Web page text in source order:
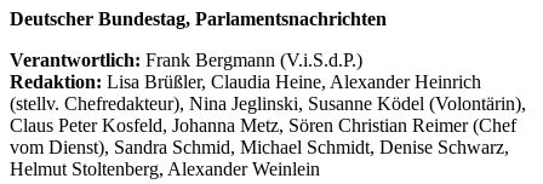
Deutscher Bundestag, Parlamentsnachrichten
Verantwortlich: Frank Bergmann (V.i.S.d.P.)
Redaktion: Lisa Brüßler, Claudia Heine, Alexander Heinrich
(stellv. Chefredakteur), Nina Jeglinski, Susanne Ködel (Volontärin),
Claus Peter Kosfeld, Johanna Metz, Sören Christian Reimer (Chef
vom Dienst), Sandra Schmid, Michael Schmidt, Denise Schwarz,
Helmut Stoltenberg, Alexander Weinlein